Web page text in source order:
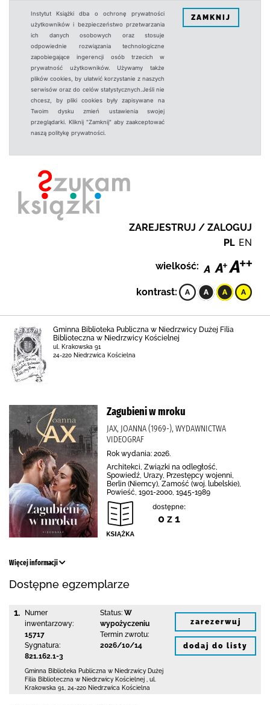
Instytut Książki dba o ochronę prywatności
użytkowników i bezpieczeństwo przetwarzania
ich danych osobowych oraz stosuje
odpowiednie rozwiązania technologiczne
zapobiegające ingerencji osób trzecich w
prywatność użytkowników. Używamy także
plików cookies, by ułatwić korzystanie z naszych
serwisów oraz do celów statystycznych.Jeśli nie
chcesz, by pliki cookies były zapisywane na
Twoim dysku zmień ustawienia swojej
przeglądarki. Kliknij "Zamknij" aby zaakceptować
naszą politykę prywatności.
ZAMKNIJ
ZAREJESTRUJ / ZALOGUJ
PL EN
wielkość:
kontrast:
Gminna Biblioteka Publiczna w Niedrzwicy Dużej Filia
Biblioteczna w Niedrzwicy Kościelnej
ul. Krakowska 91
24-220 Niedrzwica Kościelna
Zagubieni w mroku
JAX, JOANNA (1969-), WYDAWNICTWA
VIDEOGRAF
Rok wydania: 2026.
Architekci, Związki na odległość,
Spowiedź, Urazy, Przestępcy wojenni,
Berlin (Niemcy), Zamość (woj. lubelskie),
Powieść, 1901-2000, 1945-1989
dostępne:
0 z 1
Więcej informacji
Dostępne egzemplarze
1.
Numer
inwentarzowy:
15717
Sygnatura:
821.162.1-3
Status: W
wypożyczeniu
Termin zwrotu:
2026/10/14
Gminna Biblioteka Publiczna w Niedrzwicy Dużej
Filia Biblioteczna w Niedrzwicy Kościelnej
ul.
Krakowska 91
24-220 Niedrzwica Kościelna
zarezerwuj
dodaj do listy